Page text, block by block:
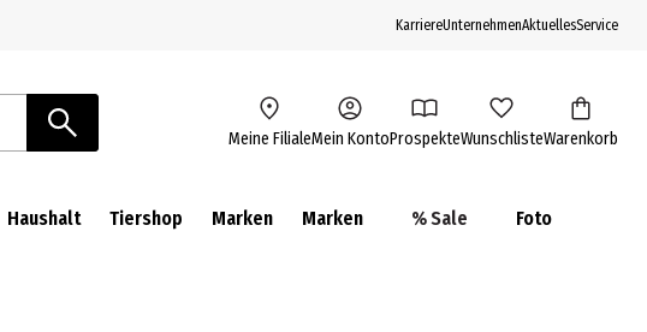
KarriereUnternehmenAktuellesService
Meine FilialeMein KontoProspekteWunschlisteWarenkorb
Haushalt Tiershop Marken Marken % Sale Foto